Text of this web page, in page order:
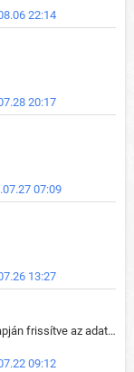
22:14
20:17
07:09
13:27
Kártya változások a 36.0.3-as patch alapján frissítve az adatbázisban (képek is cserélve).
09:12